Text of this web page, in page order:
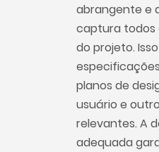
abrangente e
captura todos
do projeto.
planos de
usuário e
relevantes. A
adequada